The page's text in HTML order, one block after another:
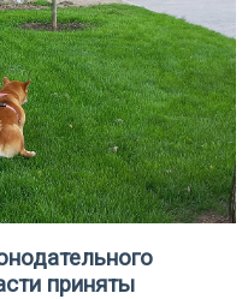
приняты